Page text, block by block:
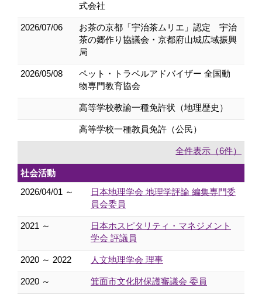
式会社
2026/07/06
お茶の京都「宇治茶ムリエ」認定 宇治
茶の郷作り協議会・京都府山城広域振興
局
2026/05/08
ペット・トラベルアドバイザー 全国動
物専門教育協会
高等学校教諭一種免許状（地理歴史）
高等学校一種教員免許（公民）
全件表示（6件）
社会活動
2026/04/01 ～
日本地理学会 地理学評論 編集専門委
員会委員
2021 ～
日本ホスピタリティ・マネジメント
学会 評議員
2020 ～ 2022 人文地理学会 理事
2020 ～ 箕面市文化財保護審議会 委員